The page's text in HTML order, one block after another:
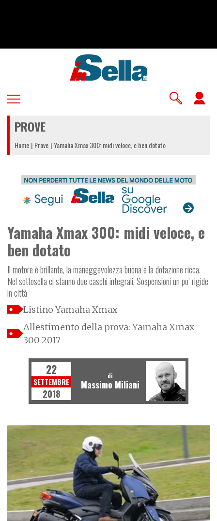
PROVE
Home Prove Yamaha Xmax 300: midi veloce, e ben dotato
Yamaha Xmax 300: midi veloce, e
ben dotato
Il motore è brillante, la maneggevolezza buona e la dotazione ricca.
Nel sottosella ci stanno due caschi integrali. Sospensioni un po’ rigide
in città
Listino Yamaha Xmax
Allestimento della prova: Yamaha Xmax
300 2017
22
SETTEMBRE
2018
di
Massimo Miliani